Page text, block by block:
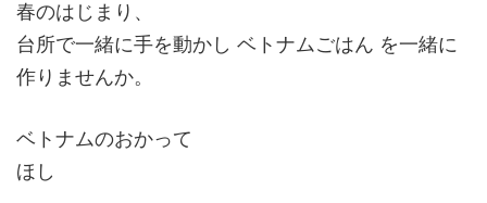
春のはじまり、
台所で一緒に手を動かし ベトナムごはん を一緒に
作りませんか。
ベトナムのおかって
ほし